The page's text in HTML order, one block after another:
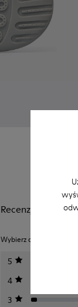
Recenzje Peu
Wybierz ocenę poniżej,
5
4
3